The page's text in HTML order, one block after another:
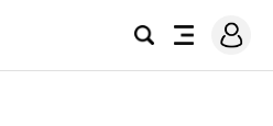
검
전
로
그